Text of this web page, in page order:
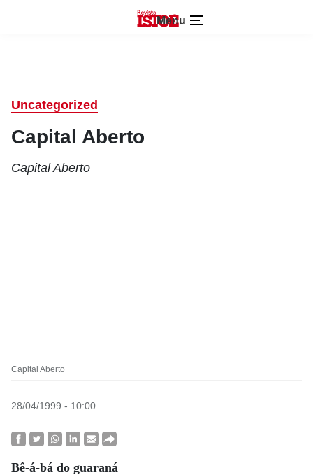
Menu
Uncategorized
Capital Aberto
Capital Aberto
Capital Aberto
28/04/1999 - 10:00
Bê-á-bá do guaraná